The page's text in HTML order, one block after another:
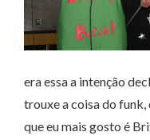
era essa a intenção
trouxe a coisa do funk,
que eu mais gosto é